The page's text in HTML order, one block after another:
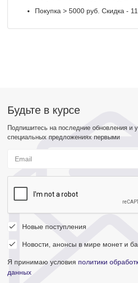
Покупка > 5000 руб. Скидка -
Будьте в курсе
Подпишитесь на последние обновления и
специальных предложениях первыми
Новые поступления
Новости, анонсы в мире монет и
Я принимаю условия политики
данных